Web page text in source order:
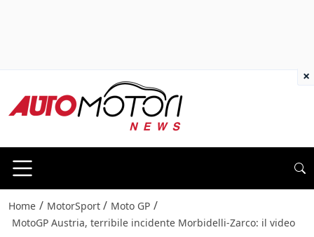
Home / MotorSport / Moto GP /
MotoGP Austria, terribile incidente Morbidelli-Zarco: il video
×